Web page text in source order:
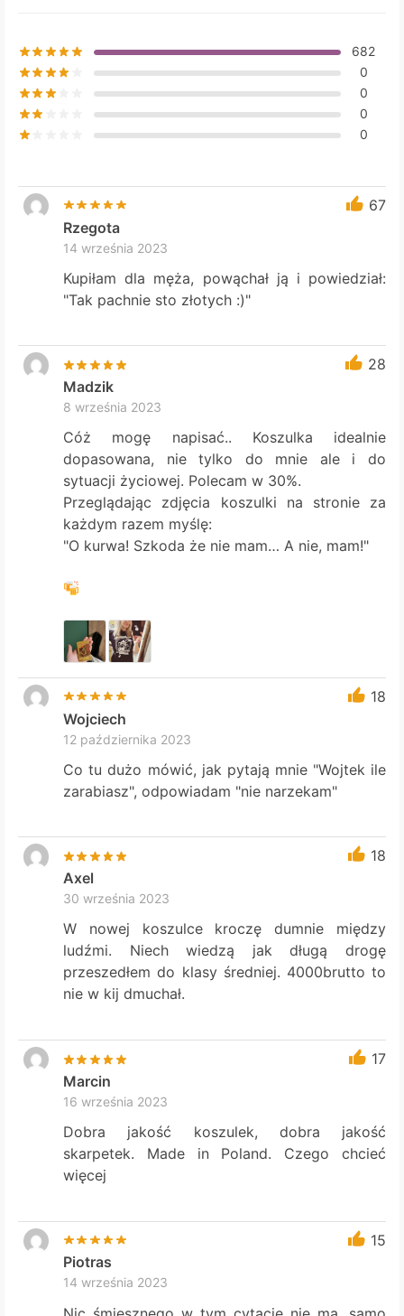
page
682
0
0
0
0
67
Rzegota
14 września 2023
Kupiłam dla męża, powąchał ją i powiedział:
"Tak pachnie sto złotych :)"
28
Madzik
8 września 2023
Cóż mogę napisać.. Koszulka idealnie
dopasowana, nie tylko do mnie ale i do
sytuacji życiowej. Polecam w 30%.
Przeglądając zdjęcia koszulki na stronie za
każdym razem myślę:
"O kurwa! Szkoda że nie mam… A nie, mam!"
18
Wojciech
12 października 2023
Co tu dużo mówić, jak pytają mnie "Wojtek ile
zarabiasz", odpowiadam "nie narzekam"
18
Axel
30 września 2023
W nowej koszulce kroczę dumnie między
ludźmi. Niech wiedzą jak długą drogę
przeszedłem do klasy średniej. 4000brutto to
nie w kij dmuchał.
17
Marcin
16 września 2023
Dobra jakość koszulek, dobra jakość
skarpetek. Made in Poland. Czego chcieć
więcej
15
Piotras
14 września 2023